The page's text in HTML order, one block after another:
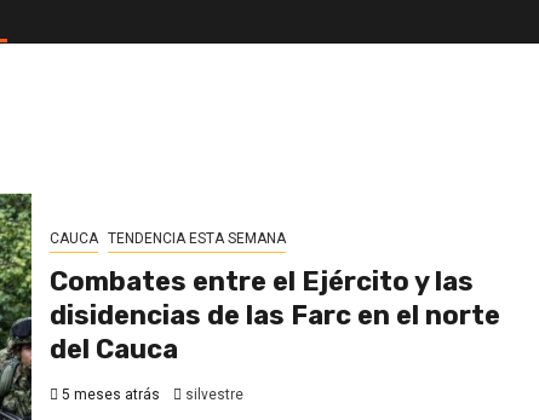
CAUCA TENDENCIA ESTA SEMANA
Combates entre el Ejército y las
disidencias de las Farc en el norte
del Cauca
5 meses atrás silvestre